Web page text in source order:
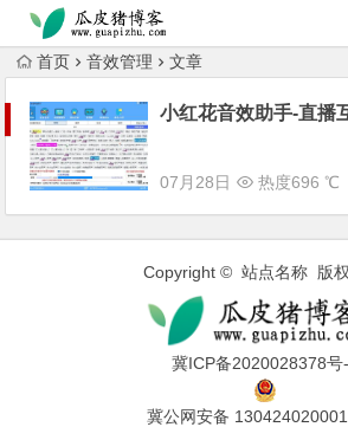
跳转到主内容
首页 音效管理 文章
小红花音效助手-直播
07月28日 热度696 ℃
Copyright © 站点名称 版权
冀ICP备2020028378号
冀公网安备